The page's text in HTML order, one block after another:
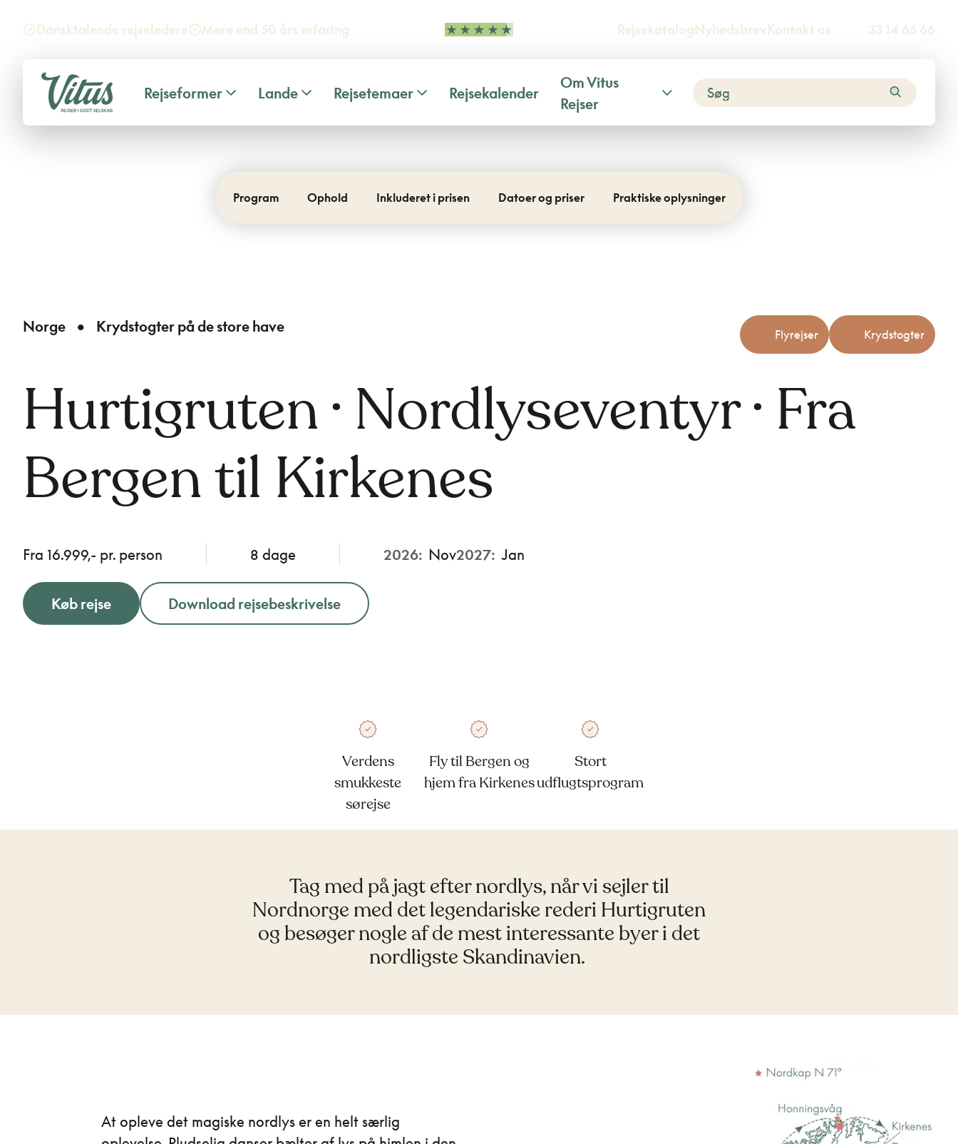
Dansktalende rejseledere Mere end 50 års erfaring RejsekatalogNyhedsbrevKontakt os 33 14 65 66
Rejseformer Lande Rejsetemaer Rejsekalender
Om Vitus
Rejser
Program Ophold Inkluderet i prisen Datoer og priser Praktiske oplysninger
Norge Krydstogter på de store have Flyrejser Krydstogter
Hurtigruten · Nordlyseventyr · Fra
Bergen til Kirkenes
Fra 16.999,- pr. person 8 dage 2026: Nov2027: Jan
Køb rejse Download rejsebeskrivelse
Verdens
smukkeste
sørejse
Fly til Bergen og
hjem fra Kirkenes
Stort
udflugtsprogram
Tag med på jagt efter nordlys, når vi sejler til
Nordnorge med det legendariske rederi Hurtigruten
og besøger nogle af de mest interessante byer i det
nordligste Skandinavien.
At opleve det magiske nordlys er en helt særlig